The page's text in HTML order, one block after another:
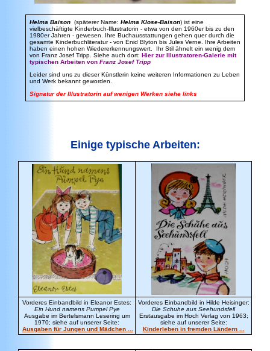
Helma Baison (späterer Name: Helma Klose-Baison) ist eine
vielbeschäftigte Kinderbuch-Illustratorin - etwa von den 1960er bis zu den
1980er Jahren - gewesen. Ihre Buchausstattungen gehen quer durch die
gesamte Kinderbuchliteratur - von Enid Blyton bis Jules Verne. Ihre Arbeiten
haben einen hohen Wiedererkennungswert.
Ihr Stil ähnelt ein wenig dem
von Franz Josef Tripp. Siehe auch dort: Hier zur Illustratoren-Galerie mit
typischen Arbeiten von Franz Josef Tripp
Leider sind uns zu dieser Künstlerin keine weiteren Informationen zu Leben
und Werk bekannt geworden.
Signatur der Illustratorin auf wenigen Werken siehe links
Einige typische Arbeiten:
Vorderes Einbandbild in Eleanor Estes:
Ein Hund namens Pumpel Pye
Ausgabe im Bertelsmann Lesering um
1970; siehe auf unserer Seite:
Ausgaben für Jungen und Mädchen ...
Vorderes Einbandbild in Hilde Heisinger:
Die Schuhe aus Seehundsfell
Erstausgabe im Hoch Verlag von 1963;
siehe auf unserer Seite:
Kinderleben in fremden Ländern ...